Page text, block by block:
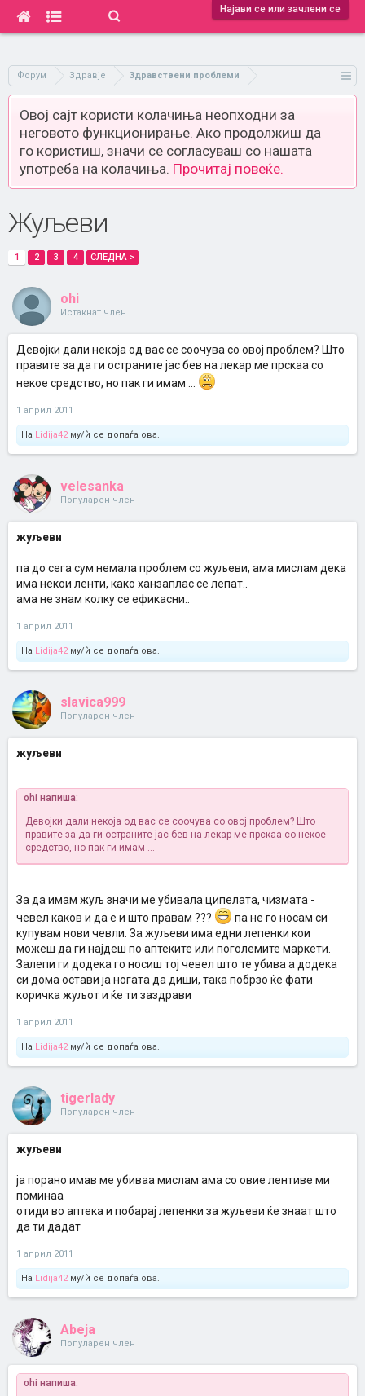
Најави се или зачлени се
Форум Здравје Здравствени проблеми
Овој сајт користи колачиња неопходни за
неговото функционирање. Ако продолжиш да
го користиш, значи се согласуваш со нашата
употреба на колачиња. Прочитај повеќе.
Жуљеви
1 2 3 4 СЛЕДНА >
ohi
Истакнат член
Девојки дали некоја од вас се соочува со овој проблем? Што
правите за да ги остраните јас бев на лекар ме прскаа со
некое средство, но пак ги имам ...
1 април 2011
На Lidija42му/ѝ се допаѓа ова.
velesanka
Популарен член
жуљеви
па до сега сум немала проблем со жуљеви, ама мислам дека
има некои ленти, како ханзаплас се лепат..
ама не знам колку се ефикасни..
1 април 2011
На Lidija42му/ѝ се допаѓа ова.
slavica999
Популарен член
жуљеви
ohi напиша:
Девојки дали некоја од вас се соочува со овој проблем? Што
правите за да ги остраните јас бев на лекар ме прскаа со некое
средство, но пак ги имам ...
За да имам жуљ значи ме убивала ципелата, чизмата -
чевел каков и да е и што правам ???
па не го носам си
купувам нови чевли. За жуљеви има едни лепенки кои
можеш да ги најдеш по аптеките или поголемите маркети.
Залепи ги додека го носиш тој чевел што те убива а додека
си дома остави ја ногата да диши, така побрзо ќе фати
коричка жуљот и ќе ти заздрави
1 април 2011
На Lidija42му/ѝ се допаѓа ова.
tigerlady
Популарен член
жуљеви
ја порано имав ме убиваа мислам ама со овие лентиве ми
поминаа
отиди во аптека и побарај лепенки за жуљеви ќе знаат што
да ти дадат
1 април 2011
На Lidija42му/ѝ се допаѓа ова.
Abeja
Популарен член
ohi напиша: